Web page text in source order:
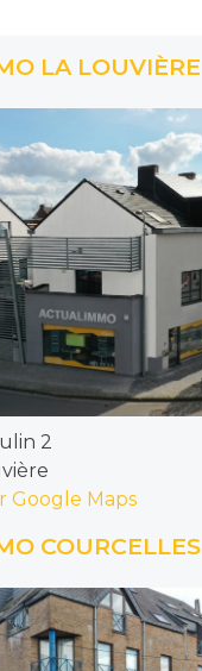
LA LOUVIÈRE
2
Google Maps
COURCELLES